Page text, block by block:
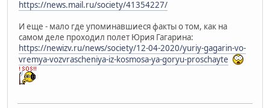
https://news.mail.ru/society/41354227/
И еще - мало где упоминавшиеся факты о том, как на
самом деле проходил полет Юрия Гагарина:
https://newizv.ru/news/society/12-04-2020/yuriy-gagarin-vo-
vremya-vozvrascheniya-iz-kosmosa-ya-goryu-proschayte